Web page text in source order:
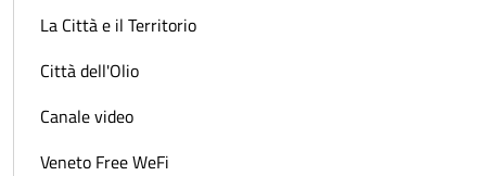
La Città e il Territorio
Città dell'Olio
Canale video
Veneto Free WeFi